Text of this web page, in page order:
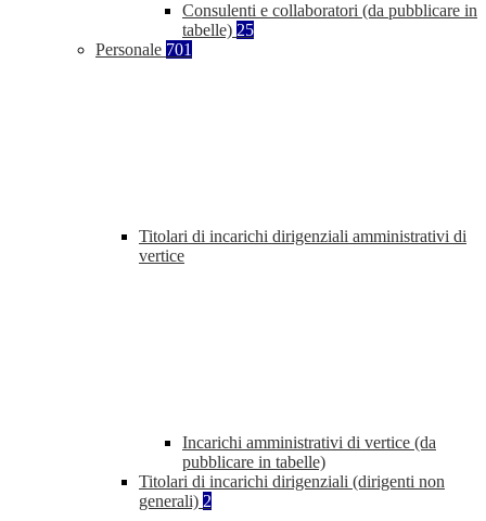
Consulenti e collaboratori (da pubblicare in
tabelle) 25
Personale 701
Titolari di incarichi dirigenziali amministrativi di
vertice
Incarichi amministrativi di vertice (da
pubblicare in tabelle)
Titolari di incarichi dirigenziali (dirigenti non
generali) 2